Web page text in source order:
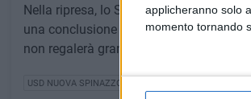
applicheranno solo
momento tornando
Nella ripresa, lo Spinazzola rientra con
una conclusione di prima intenzione
non regalerà grandissime emozioni.
USD NUOVA SPINAZZOLA